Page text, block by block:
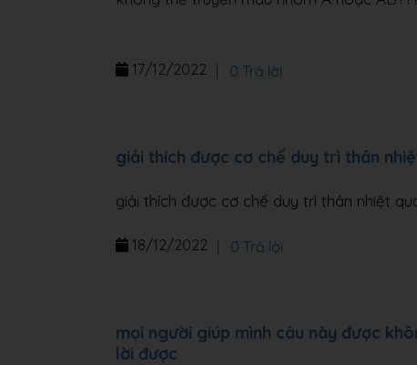
17/12/2022 0 Trả lời
giải thích được cơ chế duy trì thân
giải thích được cơ chế duy trì thân nhiệt
18/12/2022 0 Trả lời
mọi người giúp mình câu này được
lời được